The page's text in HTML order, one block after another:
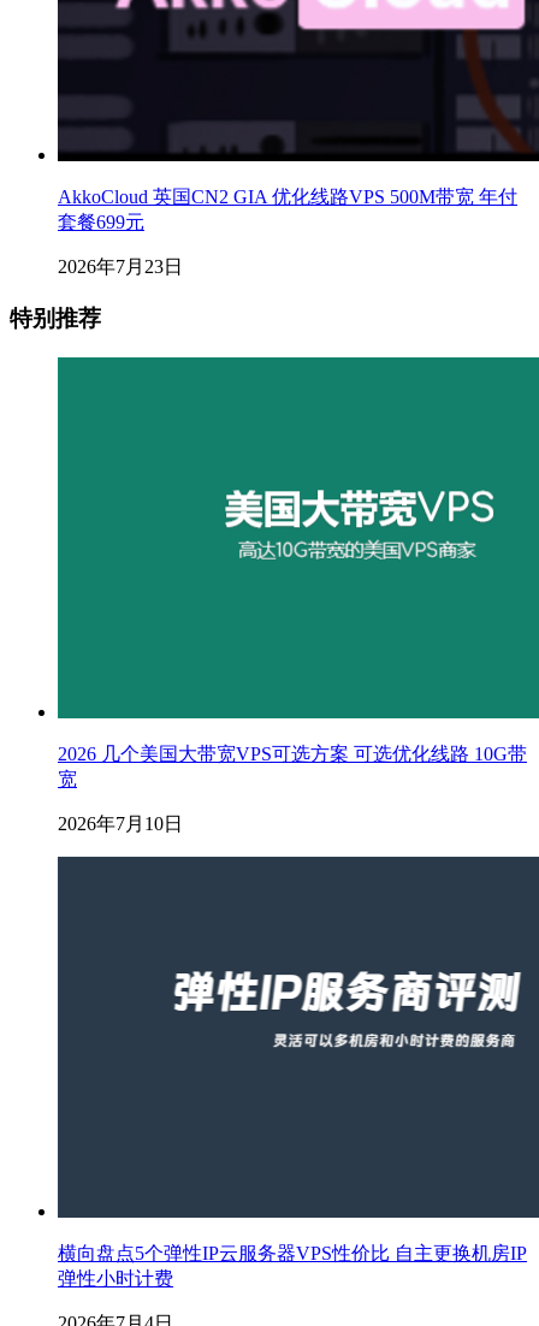
AkkoCloud 英国CN2 GIA 优化线路VPS 500M带宽 年付
套餐699元
2026年7月23日
特别推荐
2026 几个美国大带宽VPS可选方案 可选优化线路 10G带
宽
2026年7月10日
横向盘点5个弹性IP云服务器VPS性价比 自主更换机房IP
弹性小时计费